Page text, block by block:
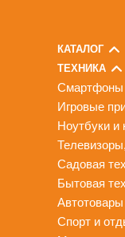
КАТАЛОГ
ТЕХНИКА
игровые
ноутбуки
садовая
бытовая
автотовары
спорт и